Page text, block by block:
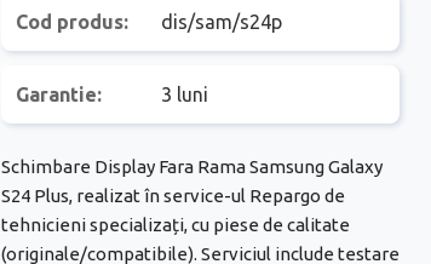
Cod produs: dis/sam/s24p
Garantie: 3 luni
Schimbare Display Fara Rama Samsung Galaxy
S24 Plus, realizat în service-ul Repargo de
tehnicieni specializați, cu piese de calitate
(originale/compatibile). Serviciul include testare